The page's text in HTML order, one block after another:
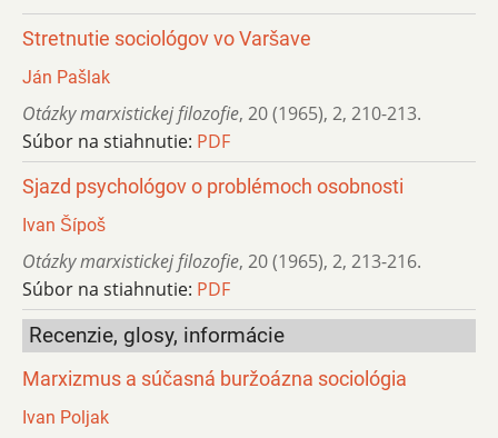
Stretnutie sociológov vo Varšave
Ján Pašlak
Otázky marxistickej filozofie, 20 (1965), 2, 210-213.
Súbor na stiahnutie: PDF
Sjazd psychológov o problémoch osobnosti
Ivan Šípoš
Otázky marxistickej filozofie, 20 (1965), 2, 213-216.
Súbor na stiahnutie: PDF
Recenzie, glosy, informácie
Marxizmus a súčasná buržoázna sociológia
Ivan Poljak